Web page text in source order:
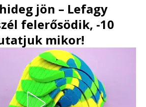
jön – Lefagy
felerősödik, -10
mikor!